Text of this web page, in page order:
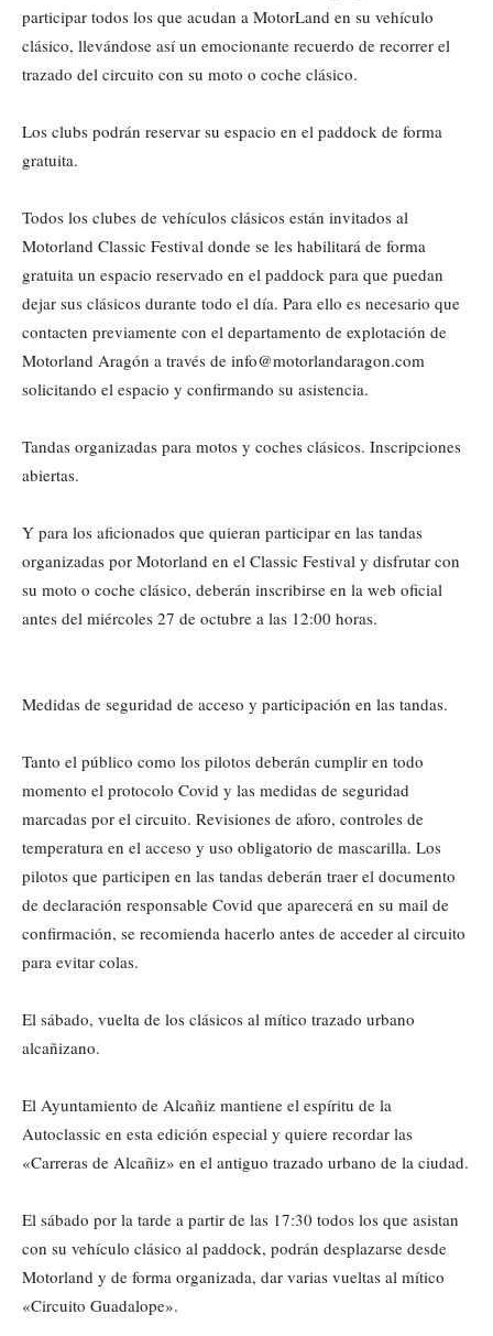
participar todos los que acudan a MotorLand en su vehículo
clásico, llevándose así un emocionante recuerdo de recorrer el
trazado del circuito con su moto o coche clásico.
Los clubs podrán reservar su espacio en el paddock de forma
gratuita.
Todos los clubes de vehículos clásicos están invitados al
Motorland Classic Festival donde se les habilitará de forma
gratuita un espacio reservado en el paddock para que puedan
dejar sus clásicos durante todo el día. Para ello es necesario que
contacten previamente con el departamento de explotación de
Motorland Aragón a través de info@motorlandaragon.com
solicitando el espacio y confirmando su asistencia.
Tandas organizadas para motos y coches clásicos. Inscripciones
abiertas.
Y para los aficionados que quieran participar en las tandas
organizadas por Motorland en el Classic Festival y disfrutar con
su moto o coche clásico, deberán inscribirse en la web oficial
antes del miércoles 27 de octubre a las 12:00 horas.
Medidas de seguridad de acceso y participación en las tandas.
Tanto el público como los pilotos deberán cumplir en todo
momento el protocolo Covid y las medidas de seguridad
marcadas por el circuito. Revisiones de aforo, controles de
temperatura en el acceso y uso obligatorio de mascarilla. Los
pilotos que participen en las tandas deberán traer el documento
de declaración responsable Covid que aparecerá en su mail de
confirmación, se recomienda hacerlo antes de acceder al circuito
para evitar colas.
El sábado, vuelta de los clásicos al mítico trazado urbano
alcañizano.
El Ayuntamiento de Alcañiz mantiene el espíritu de la
Autoclassic en esta edición especial y quiere recordar las
«Carreras de Alcañiz» en el antiguo trazado urbano de la ciudad.
El sábado por la tarde a partir de las 17:30 todos los que asistan
con su vehículo clásico al paddock, podrán desplazarse desde
Motorland y de forma organizada, dar varias vueltas al mítico
«Circuito Guadalope».